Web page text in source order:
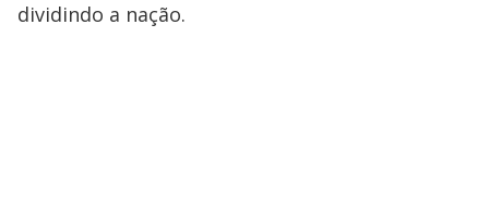
dividindo a nação.